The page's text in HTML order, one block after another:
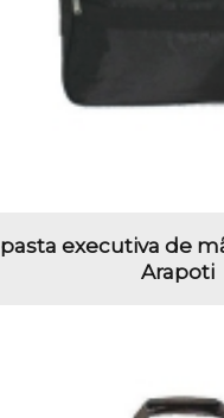
pasta executiva de
Arapoti